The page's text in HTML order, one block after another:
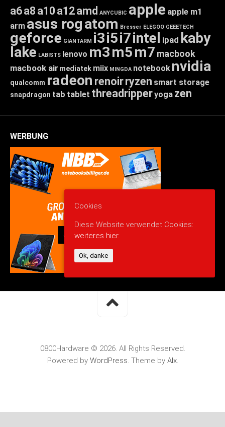
a6a8 a10 a12amd ANYCUBIC apple apple m1
arm asus rogatom Bresser ELEGOO GEEETECH
geforce GIANTARM i3i5i7intel ipad kaby
lake LABISTS lenovo m3m5m7 macbook
macbook air mediatek miix MINGDA notebook nvidia
qualcomm radeon renoirryzen smart storage
snapdragon tab tablet threadripperyoga zen
WERBUNG
0800Hardware © 2026. All Rights Reserved.
Powered by WordPress. Theme by Alx.
Cookies
Diese Website verwendet Cookies:
weiteres hier.
Ok, danke